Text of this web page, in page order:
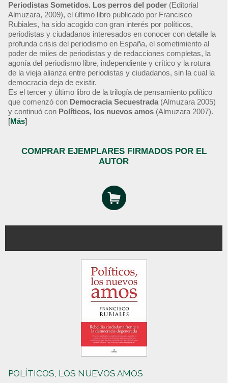
Periodistas Sometidos. Los perros del poder (Editorial
Almuzara, 2009), el último libro publicado por Francisco
Rubiales, ha sido acogido con gran interés por políticos,
periodistas y ciudadanos interesados en conocer con detalle la
profunda crisis del periodismo en España, el sometimiento al
poder de miles de periodistas y de redacciones completas, la
agonía del periodismo libre, independiente y crítico y la rotura
de la vieja alianza entre periodistas y ciudadanos, sin la cual la
democracia deja de existir.
Es el tercer y último libro de la trilogía de pensamiento político
que comenzó con Democracia Secuestrada (Almuzara 2005)
y continuó con Políticos, los nuevos amos (Almuzara 2007).
[Más]
COMPRAR EJEMPLARES FIRMADOS POR EL
AUTOR
POLÍTICOS, LOS NUEVOS AMOS